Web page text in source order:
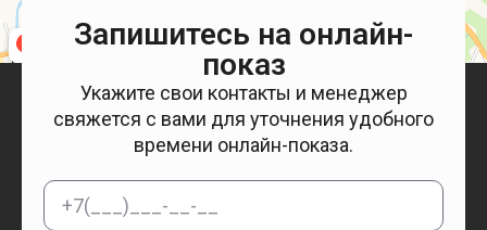
Запишитесь на онлайн-
показ
Укажите свои контакты и менеджер
свяжется с вами для уточнения удобного
времени онлайн-показа.